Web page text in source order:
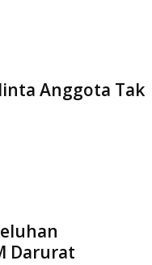
Anggota Tak
Darurat